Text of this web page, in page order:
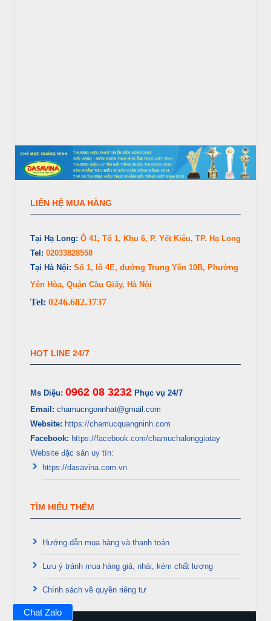
LIÊN HỆ MUA HÀNG
Tại Hạ Long: Ô 41, Tổ 1, Khu 6, P. Yết Kiêu, TP. Hạ Long
Tel: 02033828558
Tại Hà Nội: Số 1, lô 4E, đường Trung Yên 10B, Phường
Yên Hòa, Quận Cầu Giấy, Hà Nội
Tel: 0246.682.3737
HOT LINE 24/7
Ms Diệu: 0962 08 3232 Phục vụ 24/7
Email: chamucngonnhat@gmail.com
Website: https://chamucquangninh.com
Facebook: https://facebook.com/chamuchalonggiatay
Website đặc sản uy tín:
https://dasavina.com.vn
TÌM HIỂU THÊM
Hướng dẫn mua hàng và thanh toán
Lưu ý tránh mua hàng giả, nhái, kém chất lượng
Chính sách về quyền riêng tư
Chat Zalo